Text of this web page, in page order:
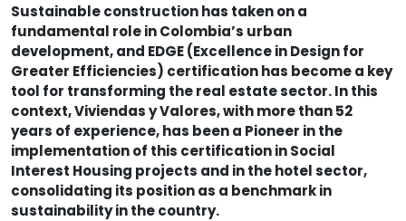
Sustainable construction has taken on a
fundamental role in Colombia’s urban
development, and EDGE (Excellence in Design for
Greater Efficiencies) certification has become a key
tool for transforming the real estate sector. In this
context, Viviendas y Valores, with more than 52
years of experience, has been a Pioneer in the
implementation of this certification in Social
Interest Housing projects and in the hotel sector,
consolidating its position as a benchmark in
sustainability in the country.